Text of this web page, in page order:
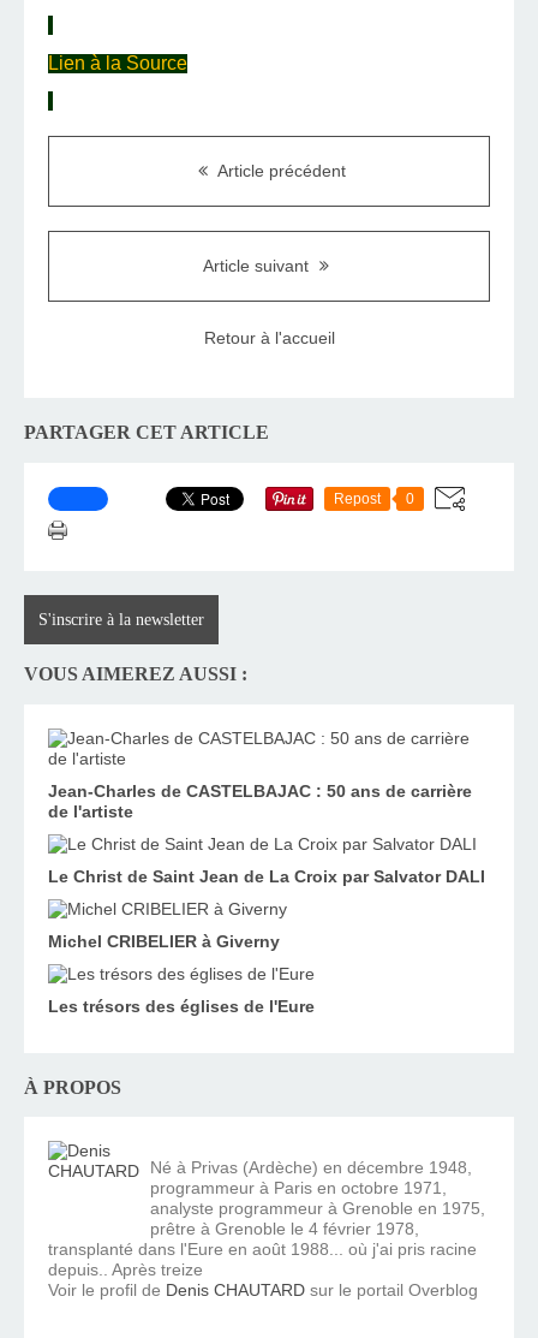
Lien à la Source
Article précédent
Article suivant
Retour à l'accueil
PARTAGER CET ARTICLE
Repost 0
S'inscrire à la newsletter
VOUS AIMEREZ AUSSI :
Jean-Charles de CASTELBAJAC : 50 ans de carrière
de l'artiste
Le Christ de Saint Jean de La Croix par Salvator DALI
Michel CRIBELIER à Giverny
Les trésors des églises de l'Eure
À PROPOS
Né à Privas (Ardèche) en décembre 1948,
programmeur à Paris en octobre 1971,
analyste programmeur à Grenoble en 1975,
prêtre à Grenoble le 4 février 1978,
transplanté dans l'Eure en août 1988... où j'ai pris racine
depuis.. Après treize
Voir le profil de Denis CHAUTARD sur le portail Overblog